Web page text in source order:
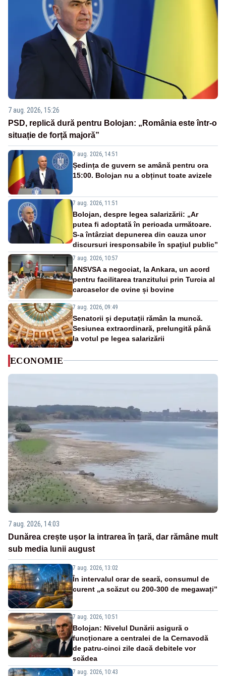
7 aug. 2026, 15:26
PSD, replică dură pentru Bolojan: „România este într-o
situație de forță majoră”
7 aug. 2026, 14:51
Ședința de guvern se amână pentru ora
15:00. Bolojan nu a obținut toate avizele
7 aug. 2026, 11:51
Bolojan, despre legea salarizării: „Ar
putea fi adoptată în perioada următoare.
S-a întârziat depunerea din cauza unor
discursuri iresponsabile în spaţiul public”
7 aug. 2026, 10:57
ANSVSA a negociat, la Ankara, un acord
pentru facilitarea tranzitului prin Turcia al
carcaselor de ovine și bovine
7 aug. 2026, 09:49
Senatorii și deputații rămân la muncă.
Sesiunea extraordinară, prelungită până
la votul pe legea salarizării
ECONOMIE
7 aug. 2026, 14:03
Dunărea crește ușor la intrarea în țară, dar rămâne mult
sub media lunii august
7 aug. 2026, 13:02
În intervalul orar de seară, consumul de
curent „a scăzut cu 200-300 de megawați”
7 aug. 2026, 10:51
Bolojan: Nivelul Dunării asigură o
funcționare a centralei de la Cernavodă
de patru-cinci zile dacă debitele vor
scădea
7 aug. 2026, 10:43